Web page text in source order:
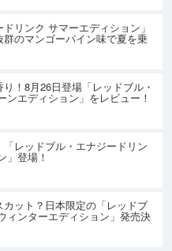
リンク サマーエディション」
のマンゴーパイン味で夏を乗
！8月26日登場「レッドブル・
ンエディション」をレビュー！
レッドブル・エナジードリン
」登場！
ット？日本限定の「レッドブ
ィンターエディション」発売決